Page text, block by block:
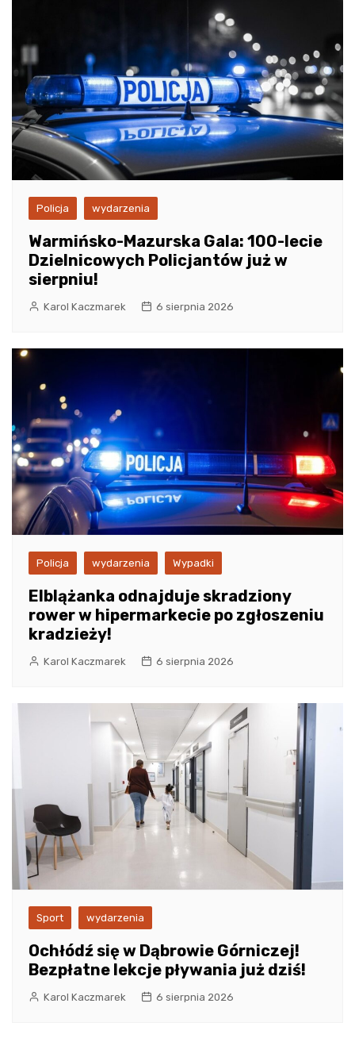
Policja wydarzenia
Warmińsko-Mazurska Gala: 100-lecie
Dzielnicowych Policjantów już w
sierpniu!
Karol Kaczmarek 6 sierpnia 2026
Policja wydarzenia Wypadki
Elblążanka odnajduje skradziony
rower w hipermarkecie po zgłoszeniu
kradzieży!
Karol Kaczmarek 6 sierpnia 2026
Sport wydarzenia
Ochłódź się w Dąbrowie Górniczej!
Bezpłatne lekcje pływania już dziś!
Karol Kaczmarek 6 sierpnia 2026